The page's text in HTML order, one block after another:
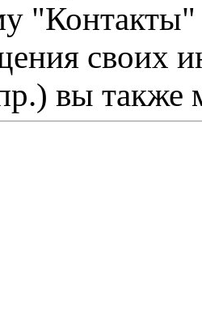
"Контакты"
своих
вы также